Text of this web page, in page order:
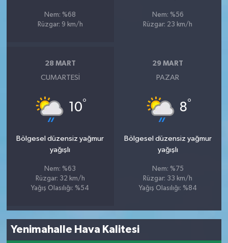
Nem: %68
Rüzgar: 9 km/h
Nem: %56
Rüzgar: 23 km/h
28 MART
CUMARTESI
10°
Bölgesel düzensiz yağmur
yağışlı
Nem: %63
Rüzgar: 32 km/h
Yağış Olasılığı: %54
29 MART
PAZAR
8°
Bölgesel düzensiz yağmur
yağışlı
Nem: %75
Rüzgar: 33 km/h
Yağış Olasılığı: %84
Yenimahalle Hava Kalitesi